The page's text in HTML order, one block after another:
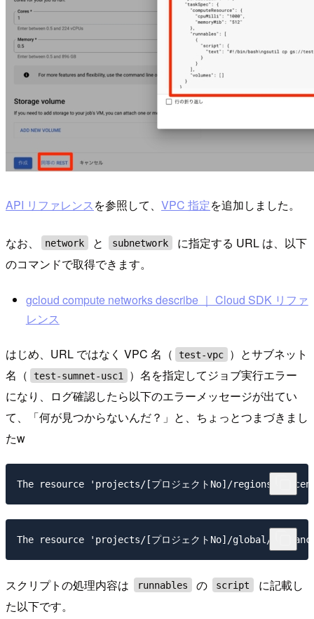
API リファレンス を参照して、 VPC 指定を追加しました。
なお、 network と subnetwork
に指定する URL は、以下
のコマンドで取得できます。
gcloud compute networks describe ｜ Cloud SDK リファ
レンス
はじめ、URL ではなく VPC 名（ test-vpc
）とサブネット
名（
test-sumnet-usc1
）名を指定してジョブ実行エラー
になり、ログ確認したら以下のエラーメッセージが出てい
て、「何が見つからないんだ？」と、ちょっとつまづきまし
たw
スクリプトの処理内容は runnables の script
に記載し
た以下です。